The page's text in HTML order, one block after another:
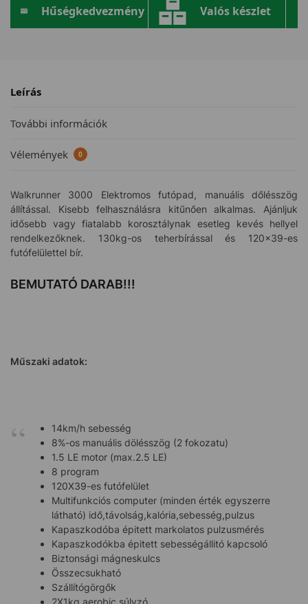
Hűségkedvezmény Valós készlet
Leírás
További információk
Vélemények 0
Walkrunner 3000 Elektromos futópad, manuális dőlésszög
állítással. Kisebb felhasználásra kitűnően alkalmas. Ajánljuk
idősebb vagy fiatalabb korosztálynak esetleg kevés hellyel
rendelkezőknek. 130kg-os teherbírással és 120×39-es
futófelülettel bír.
BEMUTATÓ DARAB!!!
Műszaki adatok:
14km/h sebesség
8%-os manuális dölésszög (2 fokozatu)
1.5 LE motor (max.2.5 LE)
8 program
120X39-es futófelület
Multifunkciós computer (minden érték egyszerre
látható) idő,távolság,kalória,sebesség,pulzus
Kapaszkodóba épitett markolatos pulzusmérés
Kapaszkodókba épitett sebességállitó kapcsoló
Biztonsági mágneskulcs
Összecsukható
Szállítógörgők
2X1kg aerobic súlyzó